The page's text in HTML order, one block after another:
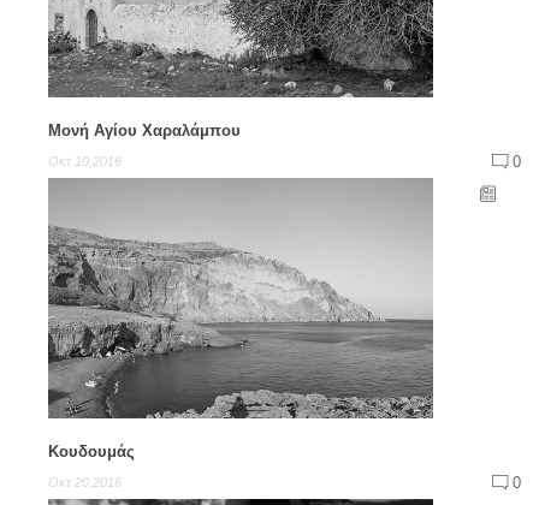
Μονή Αγίου Χαραλάμπου
Οκτ 10,2016 0
Κουδουμάς
Οκτ 20,2016 0